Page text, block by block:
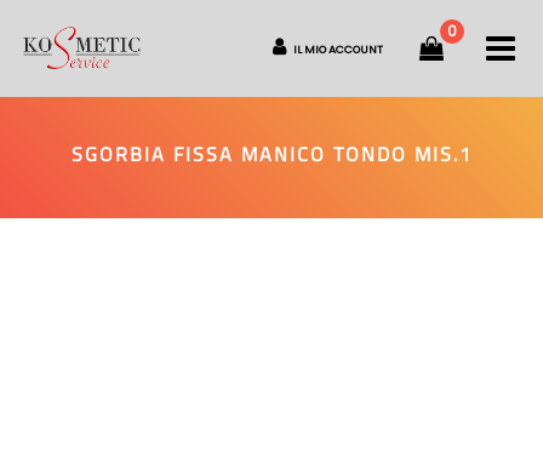
IL MIO ACCOUNT
0
SGORBIA FISSA MANICO TONDO MIS.1